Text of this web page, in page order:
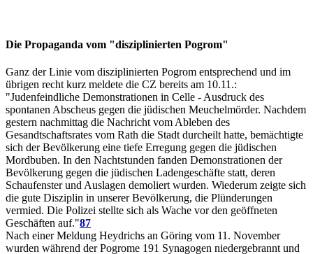
Die Propaganda vom "disziplinierten Pogrom"
Ganz der Linie vom disziplinierten Pogrom entsprechend und im
übrigen recht kurz meldete die CZ bereits am 10.11.:
"Judenfeindliche Demonstrationen in Celle - Ausdruck des
spontanen Abscheus gegen die jüdischen Meuchelmörder. Nachdem
gestern nachmittag die Nachricht vom Ableben des
Gesandtschaftsrates vom Rath die Stadt durcheilt hatte, bemächtigte
sich der Bevölkerung eine tiefe Erregung gegen die jüdischen
Mordbuben. In den Nachtstunden fanden Demonstrationen der
Bevölkerung gegen die jüdischen Ladengeschäfte statt, deren
Schaufenster und Auslagen demoliert wurden. Wiederum zeigte sich
die gute Disziplin in unserer Bevölkerung, die Plünderungen
vermied. Die Polizei stellte sich als Wache vor den geöffneten
Geschäften auf."87
Nach einer Meldung Heydrichs an Göring vom 11. November
wurden während der Pogrome 191 Synagogen niedergebrannt und